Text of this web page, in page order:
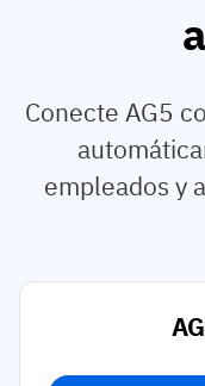
Conecte AG5
empleados y